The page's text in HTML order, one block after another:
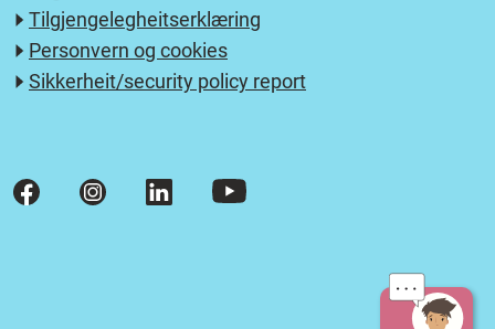
Tilgjengelegheitserklæring
Personvern og cookies
Sikkerheit/security policy report